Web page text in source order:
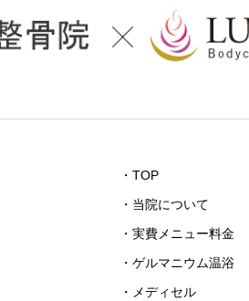
・TOP
・当院について
・実費メニュー料金
・ゲルマニウム温浴
・メディセル